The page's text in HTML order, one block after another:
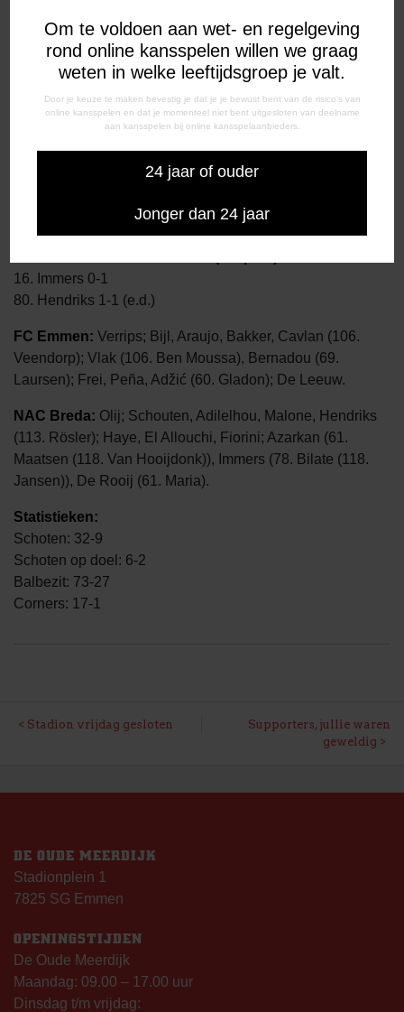
Om te voldoen aan wet- en regelgeving
rond online kansspelen willen we graag
weten in welke leeftijdsgroep je valt.
Door je keuze te maken bevestig je dat je je bewust bent van de risico's van
online kansspelen en dat je momenteel niet bent uitgesloten van deelname
aan kansspelen bij online kansspelaanbieders.
24 jaar of ouder
Jonger dan 24 jaar
vervolgens namens NAC wél raak: 2-3.
De beurt was aan Bijl. Hij schoot hard en hoog raak. Dion
Malone was de volgende voor NAC en Verrips pakte de
bal! De stand was weer gelijk: 3-3.
Allouchi besliste de serie zorgde voor een oorverdovende
Vrijdag 21 mei zal stadion De Oude Meerdijk gesloten zijn.
16. Immers 0-1
80. Hendriks 1-1 (e.d.)
FC Emmen: Verrips; Bijl, Araujo, Bakker, Cavlan (106.
Veendorp); Vlak (106. Ben Moussa), Bernadou (69.
Laursen); Frei, Peña, Adžić (60. Gladon); De Leeuw.
NAC Breda: Olij; Schouten, Adilelhou, Malone, Hendriks
(113. Rösler); Haye, El Allouchi, Fiorini; Azarkan (61.
Maatsen (118. Van Hooijdonk)), Immers (78. Bilate (118.
Jansen)), De Rooij (61. Maria).
Statistieken:
Schoten: 32-9
Schoten op doel: 6-2
Balbezit: 73-27
Corners: 17-1
BERICHT
Stadion vrijdag gesloten
Supporters, jullie waren
geweldig
DE OUDE MEERDIJK
Stadionplein 1
7825 SG Emmen
OPENINGSTIJDEN
De Oude Meerdijk
Maandag: 09.00 – 17.00 uur
Dinsdag t/m vrijdag: